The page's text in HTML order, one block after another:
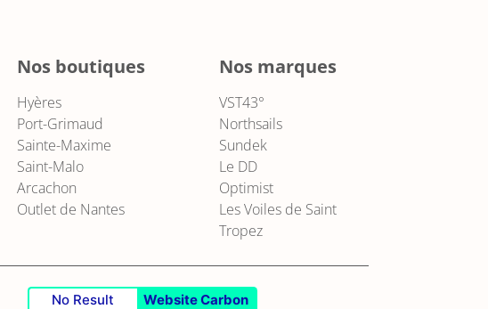
Nos boutiques
Hyères
Port-Grimaud
Sainte-Maxime
Saint-Malo
Arcachon
Outlet de Nantes
Nos marques
VST43°
Northsails
Sundek
Le DD
Optimist
Les Voiles de Saint
Tropez
No Result Website Carbon